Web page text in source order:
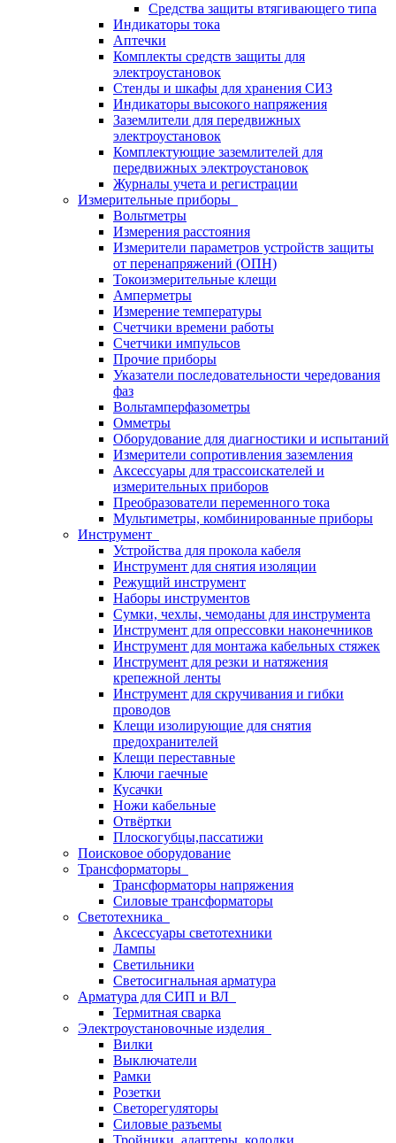
Средства защиты втягивающего типа
Индикаторы тока
Аптечки
Комплекты средств защиты для
электроустановок
Стенды и шкафы для хранения СИЗ
Индикаторы высокого напряжения
Заземлители для передвижных
электроустановок
Комплектующие заземлителей для
передвижных электроустановок
Журналы учета и регистрации
Измерительные приборы
Вольтметры
Измерения расстояния
Измерители параметров устройств защиты
от перенапряжений (ОПН)
Токоизмерительные клещи
Амперметры
Измерение температуры
Счетчики времени работы
Счетчики импульсов
Прочие приборы
Указатели последовательности чередования
фаз
Вольтамперфазометры
Омметры
Оборудование для диагностики и испытаний
Измерители сопротивления заземления
Аксессуары для трассоискателей и
измерительных приборов
Преобразователи переменного тока
Мультиметры, комбинированные приборы
Инструмент
Устройства для прокола кабеля
Инструмент для снятия изоляции
Режущий инструмент
Наборы инструментов
Сумки, чехлы, чемоданы для инструмента
Инструмент для опрессовки наконечников
Инструмент для монтажа кабельных стяжек
Инструмент для резки и натяжения
крепежной ленты
Инструмент для скручивания и гибки
проводов
Клещи изолирующие для снятия
предохранителей
Клещи переставные
Ключи гаечные
Кусачки
Ножи кабельные
Отвёртки
Плоскогубцы,пассатижи
Поисковое оборудование
Трансформаторы
Трансформаторы напряжения
Силовые трансформаторы
Светотехника
Аксессуары светотехники
Лампы
Светильники
Светосигнальная арматура
Арматура для СИП и ВЛ
Термитная сварка
Электроустановочные изделия
Вилки
Выключатели
Рамки
Розетки
Светорегуляторы
Силовые разъемы
Тройники, адаптеры, колодки